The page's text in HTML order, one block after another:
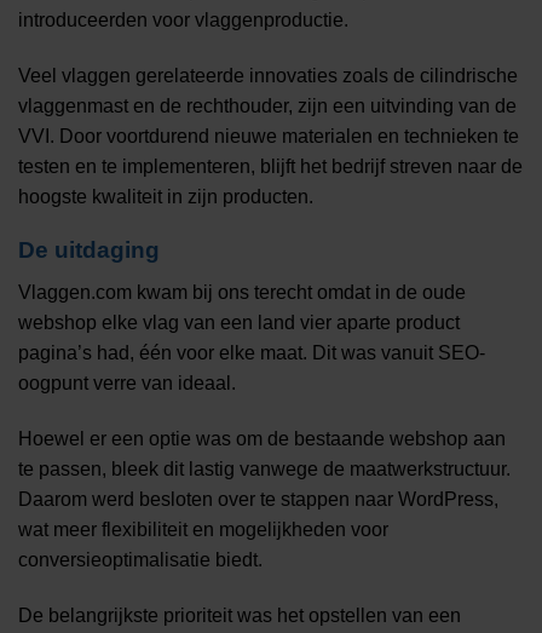
introduceerden voor vlaggenproductie.
Veel vlaggen gerelateerde innovaties zoals de cilindrische
vlaggenmast en de rechthouder, zijn een uitvinding van de
VVI. Door voortdurend nieuwe materialen en technieken te
testen en te implementeren, blijft het bedrijf streven naar de
hoogste kwaliteit in zijn producten.
De uitdaging
Vlaggen.com kwam bij ons terecht omdat in de oude
webshop elke vlag van een land vier aparte product
pagina’s had, één voor elke maat. Dit was vanuit SEO-
oogpunt verre van ideaal.
Hoewel er een optie was om de bestaande webshop aan
te passen, bleek dit lastig vanwege de maatwerkstructuur.
Daarom werd besloten over te stappen naar WordPress,
wat meer flexibiliteit en mogelijkheden voor
conversieoptimalisatie biedt.
De belangrijkste prioriteit was het opstellen van een